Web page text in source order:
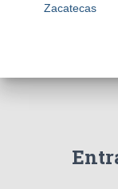
Zacatecas